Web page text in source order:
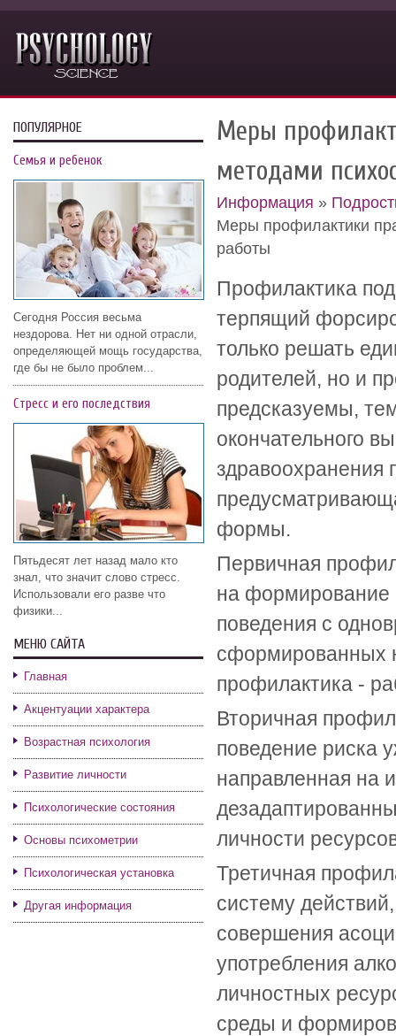
Меры
методами
Информация »
Меры профилактики
работы
Профилактика
терпящий
только решать
родителей, но и
предсказуемы,
окончательного
здравоохранения
формы.
Первичная
на формирование
поведения с
сформированных
профилактика -
Вторичная
поведение риска
направленная на
личности
Третичная
систему
совершения
употребления
личностных
среды и
ПОПУЛЯРНОЕ
Семья и ребенок
Сегодня Россия весьма
нездорова. Нет ни одной отрасли,
определяющей мощь государства,
где бы не было проблем...
Стресс и его последствия
Пятьдесят лет назад мало кто
знал, что значит слово стресс.
Использовали его разве что
физики...
МЕНЮ САЙТА
Главная
Акцентуации характера
Возрастная психология
Развитие личности
Психологические состояния
Основы психометрии
Психологическая установка
Другая информация